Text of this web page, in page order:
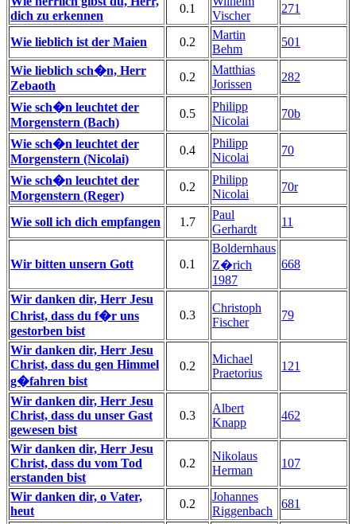
dich zu erkennen
0.1
Vischer
271
Wie lieblich ist der Maien 0.2
Martin
Behm
501
Wie lieblich sch�n, Herr
Zebaoth
0.2
Matthias
Jorissen
282
Wie sch�n leuchtet der
Morgenstern (Bach)
0.5
Philipp
Nicolai
70b
Wie sch�n leuchtet der
Morgenstern (Nicolai)
0.4
Philipp
Nicolai
70
Wie sch�n leuchtet der
Morgenstern (Reger)
0.2
Philipp
Nicolai
70r
Wie soll ich dich empfangen 1.7
Paul
Gerhardt
11
Wir bitten unsern Gott 0.1
Boldernhaus
Z�rich
1987
668
Wir danken dir, Herr Jesu
Christ, dass du f�r uns
gestorben bist
0.3
Christoph
Fischer
79
Wir danken dir, Herr Jesu
Christ, dass du gen Himmel
g�fahren bist
0.2
Michael
Praetorius
121
Wir danken dir, Herr Jesu
Christ, dass du unser Gast
gewesen bist
0.3
Albert
Knapp
462
Wir danken dir, Herr Jesu
Christ, dass du vom Tod
erstanden bist
0.2
Nikolaus
Herman
107
Wir danken dir, o Vater,
heut
0.2
Johannes
Riggenbach
681